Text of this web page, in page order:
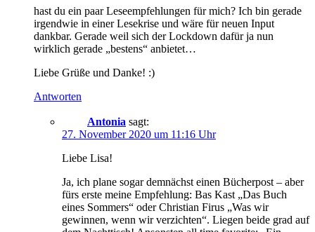
hast du ein paar Leseempfehlungen für mich? Ich bin gerade
irgendwie in einer Lesekrise und wäre für neuen Input
dankbar. Gerade weil sich der Lockdown dafür ja nun
wirklich gerade „bestens“ anbietet…
Liebe Grüße und Danke! :)
Antworten
Antonia sagt:
27. November 2020 um 11:16 Uhr
Liebe Lisa!
Ja, ich plane sogar demnächst einen Bücherpost – aber
fürs erste meine Empfehlung: Bas Kast „Das Buch
eines Sommers“ oder Christian Firus „Was wir
gewinnen, wenn wir verzichten“. Liegen beide grad auf